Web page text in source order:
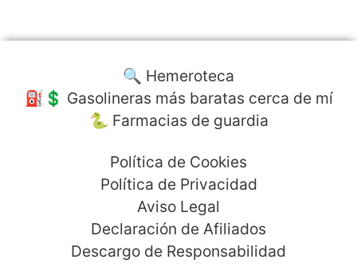
🔍 Hemeroteca
⛽️💲 Gasolineras más baratas cerca de mí
🐍 Farmacias de guardia
Política de Cookies
Política de Privacidad
Aviso Legal
Declaración de Afiliados
Descargo de Responsabilidad